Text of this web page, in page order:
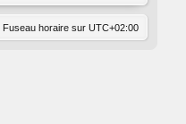
Fuseau horaire sur UTC+02:00